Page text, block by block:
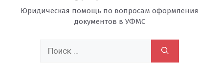
Юридическая помощь по вопросам оформления
документов в УФМС